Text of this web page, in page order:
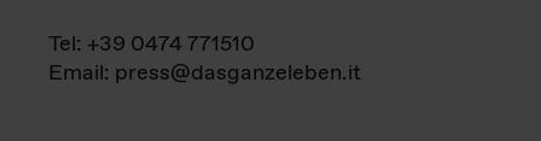
Tel: +39 0474 771510
Email: press@dasganzeleben.it